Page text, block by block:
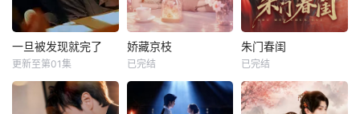
一旦被发现就完了
更新至第01集
娇藏京枝
已完结
朱门春闺
已完结